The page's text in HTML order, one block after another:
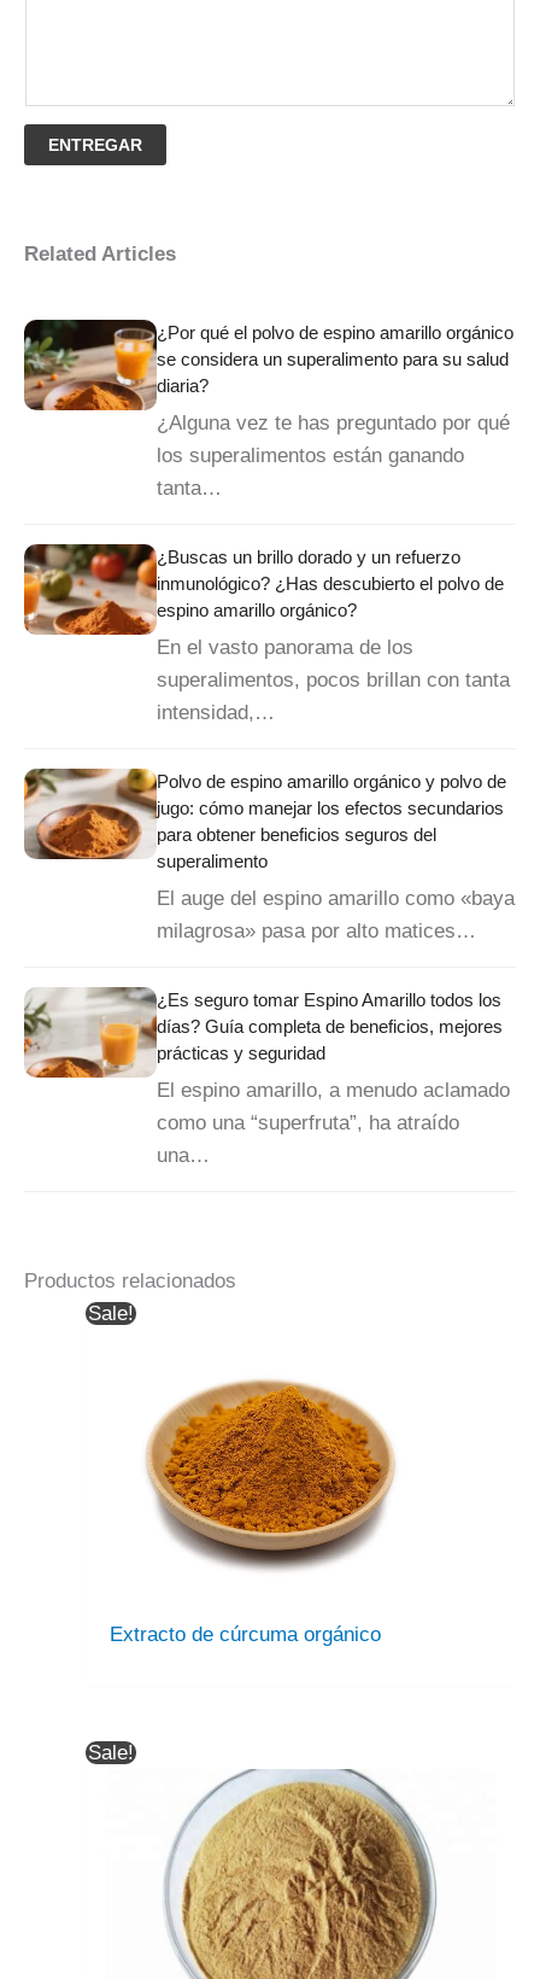
ENTREGAR
Related Articles
¿Por qué el polvo de espino amarillo orgánico
se considera un superalimento para su salud
diaria?
¿Alguna vez te has preguntado por qué
los superalimentos están ganando
tanta…
¿Buscas un brillo dorado y un refuerzo
inmunológico? ¿Has descubierto el polvo de
espino amarillo orgánico?
En el vasto panorama de los
superalimentos, pocos brillan con tanta
intensidad,…
Polvo de espino amarillo orgánico y polvo de
jugo: cómo manejar los efectos secundarios
para obtener beneficios seguros del
superalimento
El auge del espino amarillo como «baya
milagrosa» pasa por alto matices…
¿Es seguro tomar Espino Amarillo todos los
días? Guía completa de beneficios, mejores
prácticas y seguridad
El espino amarillo, a menudo aclamado
como una “superfruta”, ha atraído
una…
Productos relacionados
Sale!
Extracto de cúrcuma orgánico
Sale!